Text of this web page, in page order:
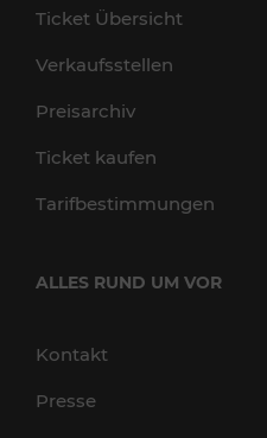
Ticket Übersicht
Verkaufsstellen
Preisarchiv
Ticket kaufen
Tarifbestimmungen
ALLES RUND UM VOR
Kontakt
Presse